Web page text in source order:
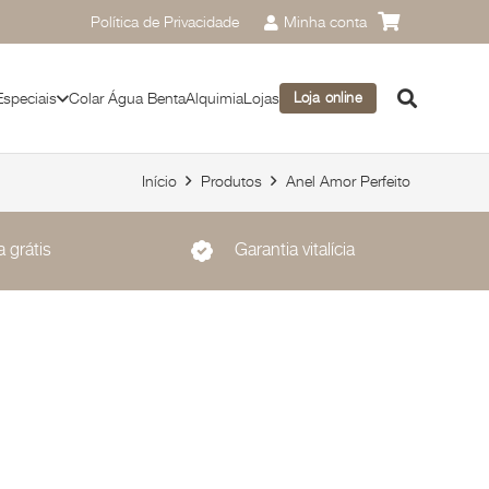
Política de Privacidade Minha conta
Colar Água BentaAlquimiaLojas Loja online
Início Produtos Anel Amor Perfeito
grátis Garantia vitalícia